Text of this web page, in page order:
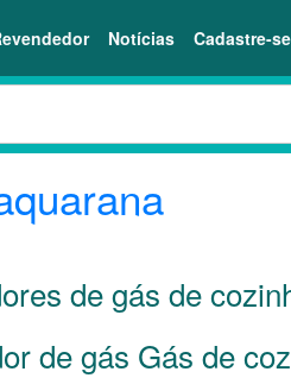
Notícias Cadastre-se
de gás de
de gás Gás de